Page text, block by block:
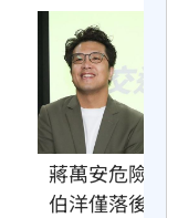
蔣萬安危險了
伯洋僅落後5%